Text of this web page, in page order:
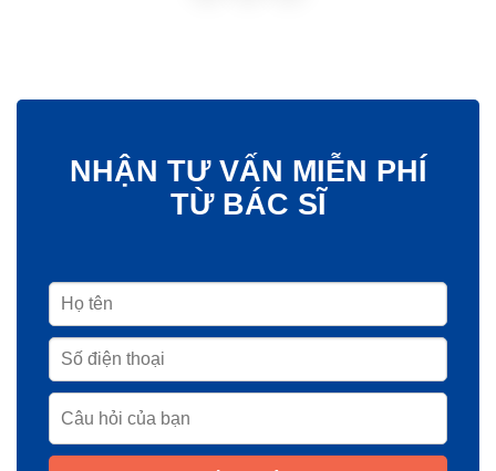
NHẬN TƯ VẤN MIỄN PHÍ
TỪ BÁC SĨ